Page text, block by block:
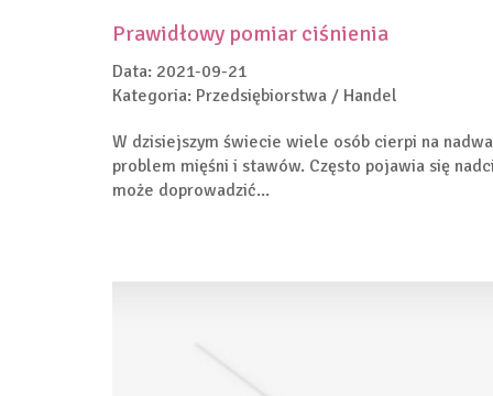
Prawidłowy pomiar ciśnienia
Data: 2021-09-21
Kategoria: Przedsiębiorstwa / Handel
W dzisiejszym świecie wiele osób cierpi na
problem mięśni i stawów. Często pojawia się
może doprowadzić...